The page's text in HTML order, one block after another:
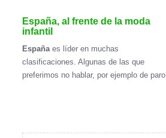
España, al frente de la moda
infantil
España es líder en muchas
clasificaciones. Algunas de las que
preferimos no hablar, por ejemplo de paro